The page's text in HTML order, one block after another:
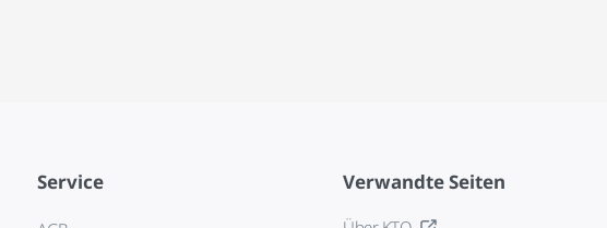
Service Verwandte Seiten